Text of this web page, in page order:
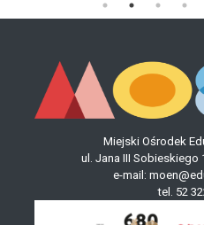
Miejski Ośrodek
ul. Jana III Sobieskiego
e-mail:
tel. 52